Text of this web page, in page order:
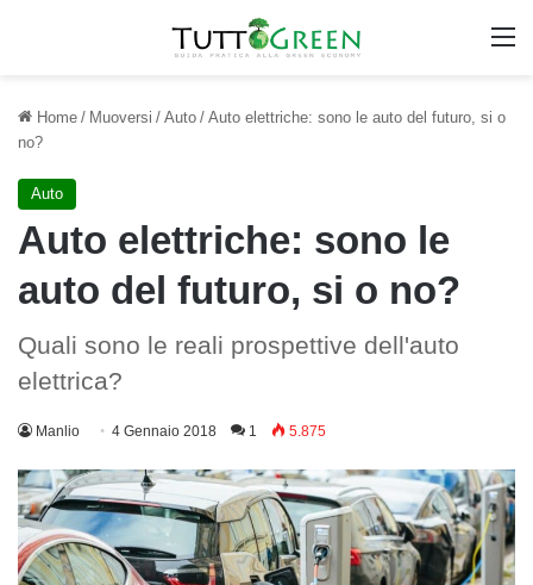
Home / Muoversi / Auto / Auto elettriche: sono le auto del futuro, si o
no?
Auto
Auto elettriche: sono le
auto del futuro, si o no?
Quali sono le reali prospettive dell'auto
elettrica?
Manlio 4 Gennaio 2018 1 5.875